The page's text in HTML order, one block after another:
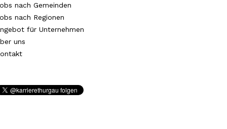
nach Gemeinden
nach Regionen
für Unternehmen
uns